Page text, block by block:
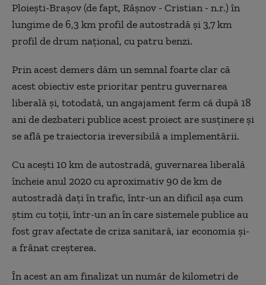
Ploiești-Brașov (de fapt, Râșnov - Cristian - n.r.) în
lungime de 6,3 km profil de autostradă și 3,7 km
profil de drum național, cu patru benzi.
Prin acest demers dăm un semnal foarte clar că
acest obiectiv este prioritar pentru guvernarea
liberală și, totodată, un angajament ferm că după 18
ani de dezbateri publice acest proiect are susținere și
se află pe traiectoria ireversibilă a implementării.
Cu acești 10 km de autostradă, guvernarea liberală
încheie anul 2020 cu aproximativ 90 de km de
autostradă dați în trafic, într-un an dificil așa cum
știm cu toții, într-un an în care sistemele publice au
fost grav afectate de criza sanitară, iar economia și-
a frânat creșterea.
În acest an am finalizat un număr de kilometri de